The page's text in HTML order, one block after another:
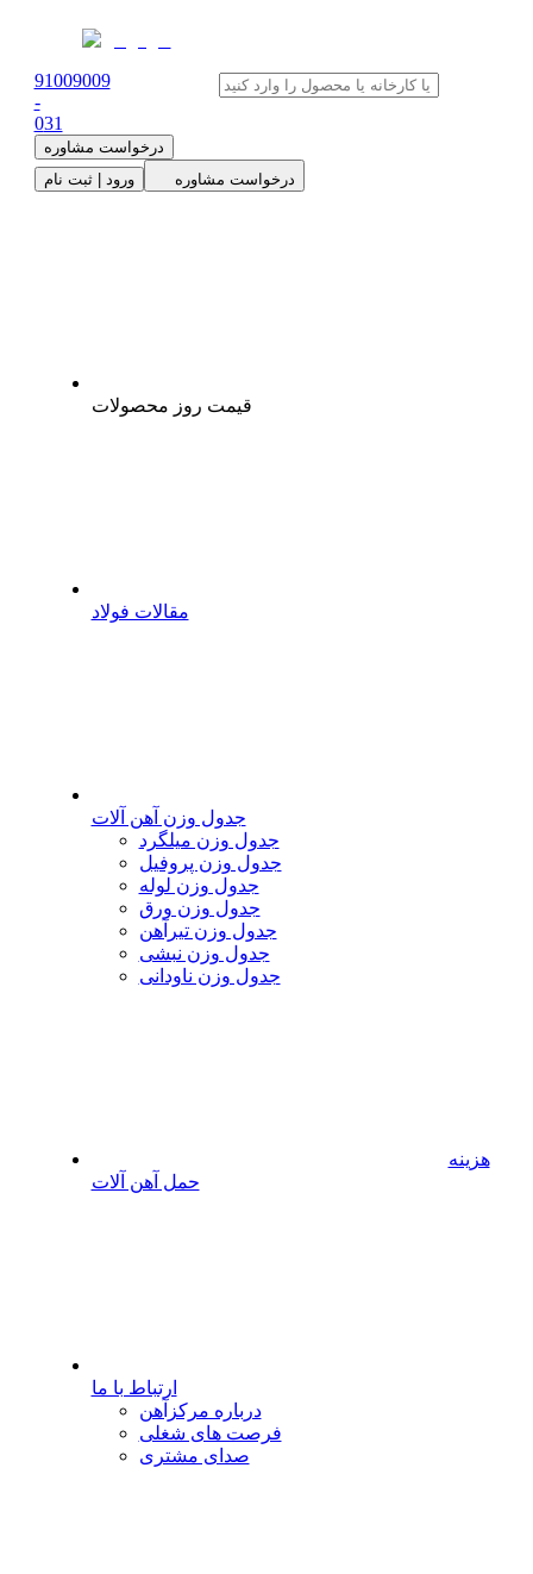
91009009
-
031
درخواست مشاوره
ورود | ثبت نام
درخواست مشاوره
قیمت روز محصولات
مقالات فولاد
جدول وزن آهن آلات
جدول وزن میلگرد
جدول وزن پروفیل
جدول وزن لوله
جدول وزن ورق
جدول وزن تیرآهن
جدول وزن نبشی
جدول وزن ناودانی
هزینه
حمل آهن آلات
ارتباط با ما
درباره مرکزآهن
فرصت های شغلی
صدای مشتری